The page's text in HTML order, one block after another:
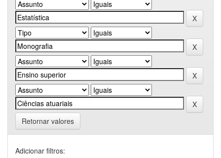
Retornar valores
Adicionar filtros: